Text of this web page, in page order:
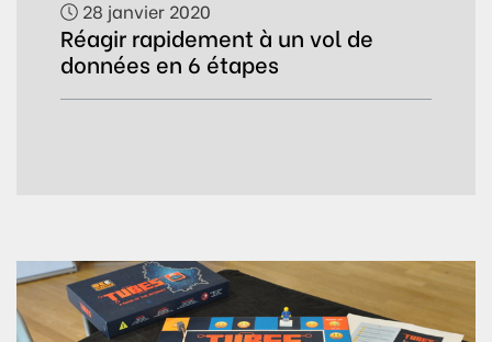
28 janvier 2020
Réagir rapidement à un vol de
données en 6 étapes